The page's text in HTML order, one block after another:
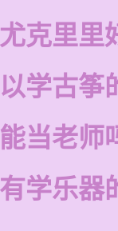
克里里
学古筝
当老师
学乐器